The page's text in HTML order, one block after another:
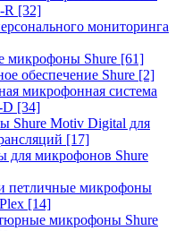
R [32]
мониторинга
микрофоны Shure [61]
обеспечение Shure [2]
микрофонная система
D [34]
Shure Motiv Digital для
[17]
для микрофонов Shure
петличные микрофоны
[14]
микрофоны Shure